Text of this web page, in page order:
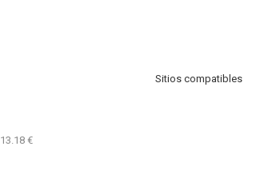
Sitios compatibles
13.18 €